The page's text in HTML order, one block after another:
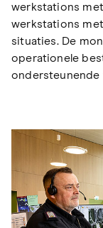
werkstations
werkstations
situaties. De
operationele
ondersteunende